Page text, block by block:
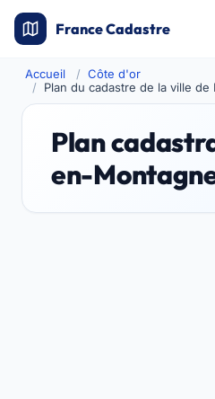
France Cadastre
Accueil
Côte d'or
Plan du cadastre de la ville
Plan
en-